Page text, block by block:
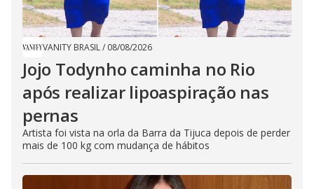
VANITY BRASIL/ 08/08/2026
Jojo Todynho caminha no Rio
após realizar lipoaspiração nas
pernas
Artista foi vista na orla da Barra da Tijuca depois de perder
mais de 100 kg com mudança de hábitos